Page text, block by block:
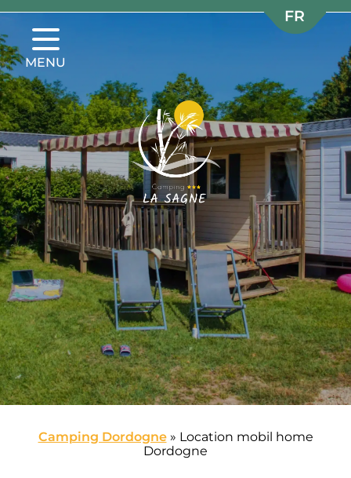
MENU
FR
EN
DE
DE
Camping Dordogne» Location mobil home
Dordogne